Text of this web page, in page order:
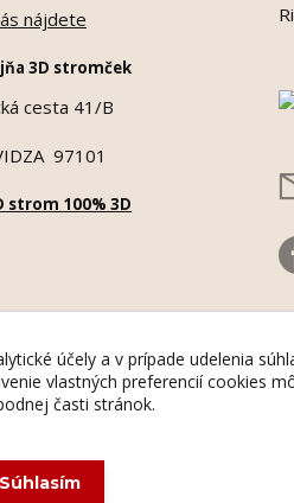
nájdete
3D stromček
cesta 41/B
97101
strom 100% 3D
Rosa © 1995
účely a v prípade udelenia
vlastných preferencií cookies
časti stránok.
Súhlasím